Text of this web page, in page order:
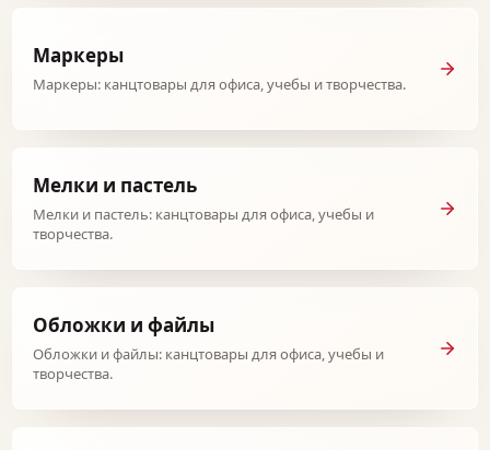
Маркеры
Маркеры: канцтовары для офиса, учебы и творчества.
Мелки и пастель
Мелки и пастель: канцтовары для офиса, учебы и
творчества.
Обложки и файлы
Обложки и файлы: канцтовары для офиса, учебы и
творчества.